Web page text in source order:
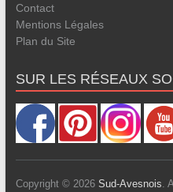
Contact
Mentions Légales
Plan du Site
SUR LES RÉSEAUX
Copyright © 2026 Sud-Avesnois.